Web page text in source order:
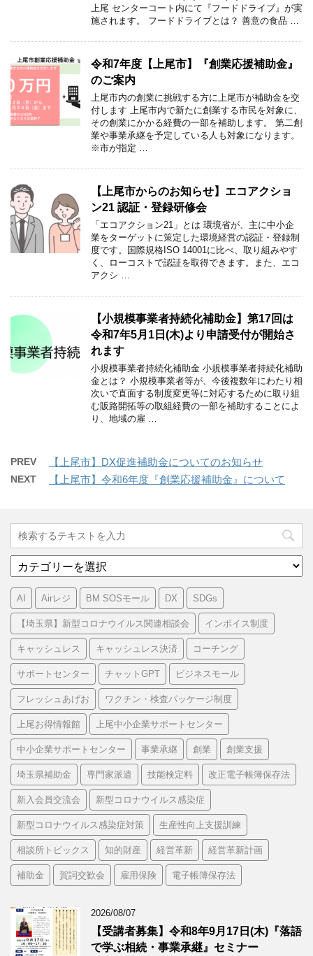
上尾 センターコート内にて『フードドライブ』が実
施されます。 フードドライブとは？ 善意の食品 …
令和7年度【上尾市】『創業応援補助金』
のご案内
上尾市内の創業に挑戦する方に上尾市が補助金を交
付します 上尾市内で新たに創業する市民を対象に、
その創業にかかる経費の一部を補助します。 第二創
業や事業承継を予定している人も対象になります。
※市が指定 …
【上尾市からのお知らせ】エコアクショ
ン21 認証・登録研修会
「エコアクション21」とは 環境省が、主に中小企
業をターゲットに策定した環境経営の認証・登録制
度です。国際規格ISO 14001に比べ、取り組みやす
く、ローコストで認証を取得できます。また、エコ
アクシ …
【小規模事業者持続化補助金】第17回は
令和7年5月1日(木)より申請受付が開始さ
れます
小規模事業者持続化補助金 小規模事業者持続化補助
金とは？ 小規模事業者等が、今後複数年にわたり相
次いで直面する制度変更等に対応するために取り組
む販路開拓等の取組経費の一部を補助することによ
り、地域の雇 …
PREV 【上尾市】DX促進補助金についてのお知らせ
NEXT 【上尾市】令和6年度『創業応援補助金』について
テ
ゴ
リ
AI Airレジ BM SOSモール DX SDGs
【埼玉県】新型コロナウイルス関連相談会 インボイス制度
キャッシュレス キャッシュレス決済 コーチング
サポートセンター チャットGPT ビジネスモール
フレッシュあげお ワクチン・検査パッケージ制度
上尾お得情報館 上尾中小企業サポートセンター
中小企業サポートセンター 事業承継 創業 創業支援
埼玉県補助金 専門家派遣 技能検定料 改正電子帳簿保存法
新入会員交流会 新型コロナウイルス感染症
新型コロナウイルス感染症対策 生産性向上支援訓練
相談所トピックス 知的財産 経営革新 経営革新計画
補助金 賀詞交歓会 雇用保険 電子帳簿保存法
2026/08/07
【受講者募集】令和8年9月17日(木)『落語
で学ぶ相続・事業承継』セミナー